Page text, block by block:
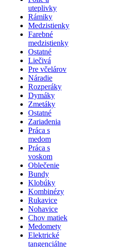
uteplivky
Rámiky
Medzistienky
Farebné
medzistienky
Ostatné
Liečivá
Pre včelárov
Náradie
Rozperáky
Dymáky
Zmetáky
Ostatné
Zariadenia
Práca s
medom
Práca s
voskom
Oblečenie
Bundy
Klobúky
Kombinézy
Rukavice
Nohavice
Chov matiek
Medomety
Elektrické
tangenciálne